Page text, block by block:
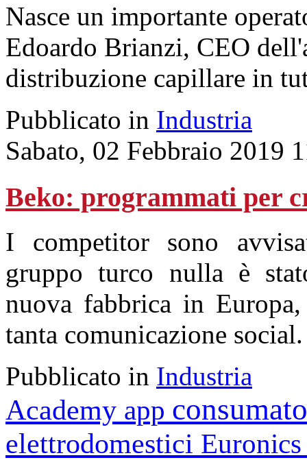
Nasce un importante
Edoardo Brianzi, CEO
distribuzione capillare in
Pubblicato in Industria
Sabato, 02 Febbraio 2019
Beko: programmati per
I competitor sono
gruppo turco nulla è
nuova fabbrica in
tanta comunicazione social.
Pubblicato in Industria
Academy app
elettrodomestici